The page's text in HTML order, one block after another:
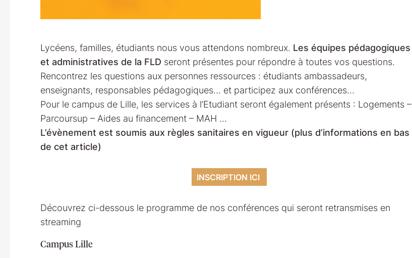
Lycéens, familles, étudiants nous vous attendons nombreux. Les équipes pédagogiques
et administratives de la FLD seront présentes pour répondre à toutes vos questions.
Rencontrez les questions aux personnes ressources : étudiants ambassadeurs,
enseignants, responsables pédagogiques… et participez aux conférences…
Pour le campus de Lille, les services à l’Etudiant seront également présents : Logements –
Parcoursup – Aides au financement – MAH …
L’évènement est soumis aux règles sanitaires en vigueur (plus d’informations en bas
de cet article)
INSCRIPTION ICI
Découvrez ci-dessous le programme de nos conférences qui seront retransmises en
streaming
Campus Lille